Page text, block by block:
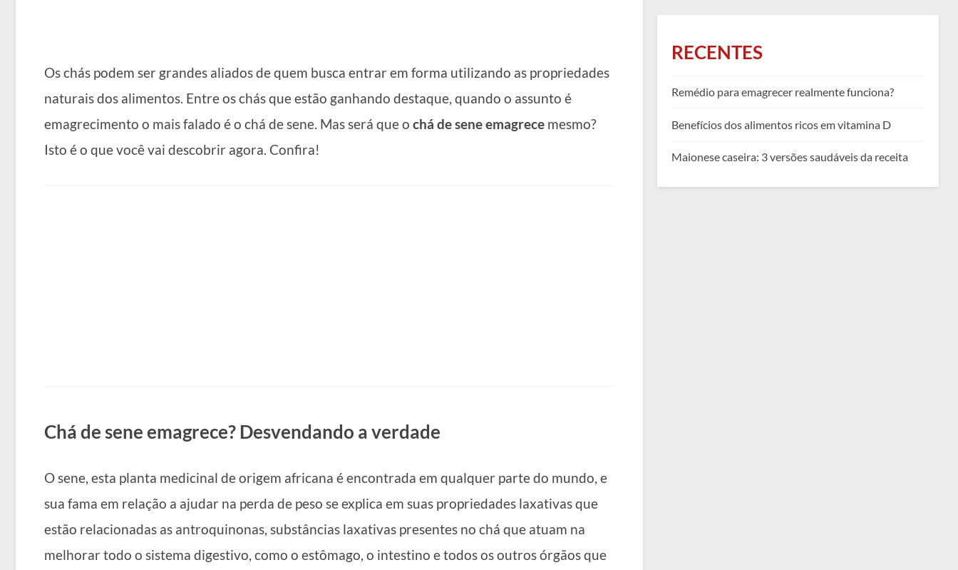
Os chás podem ser grandes aliados de quem busca entrar em forma utilizando as propriedades
naturais dos alimentos. Entre os chás que estão ganhando destaque, quando o assunto é
emagrecimento o mais falado é o chá de sene. Mas será que o chá de sene emagrece mesmo?
Isto é o que você vai descobrir agora. Confira!
Chá de sene emagrece? Desvendando a verdade
O sene, esta planta medicinal de origem africana é encontrada em qualquer parte do mundo, e
sua fama em relação a ajudar na perda de peso se explica em suas propriedades laxativas que
estão relacionadas as antroquinonas, substâncias laxativas presentes no chá que atuam na
melhorar todo o sistema digestivo, como o estômago, o intestino e todos os outros órgãos que
RECENTES
Remédio para emagrecer realmente funciona?
Benefícios dos alimentos ricos em vitamina D
Maionese caseira: 3 versões saudáveis da receita